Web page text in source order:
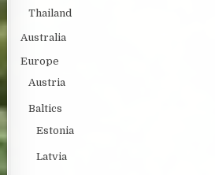
Thailand
Australia
Europe
Austria
Baltics
Estonia
Latvia